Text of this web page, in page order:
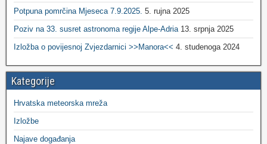
Potpuna pomrčina Mjeseca 7.9.2025. 5. rujna 2025
Poziv na 33. susret astronoma regije Alpe-Adria 13. srpnja 2025
Izložba o povijesnoj Zvjezdarnici >>Manora<< 4. studenoga 2024
Kategorije
Hrvatska meteorska mreža
Izložbe
Najave događanja